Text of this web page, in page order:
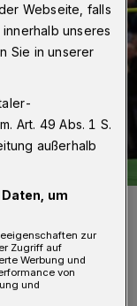
Webseite, falls
unseres
Sie in unserer
Art. 49 Abs. 1 S.
außerhalb
um
zur
Zugriff auf
Werbung und
von
und